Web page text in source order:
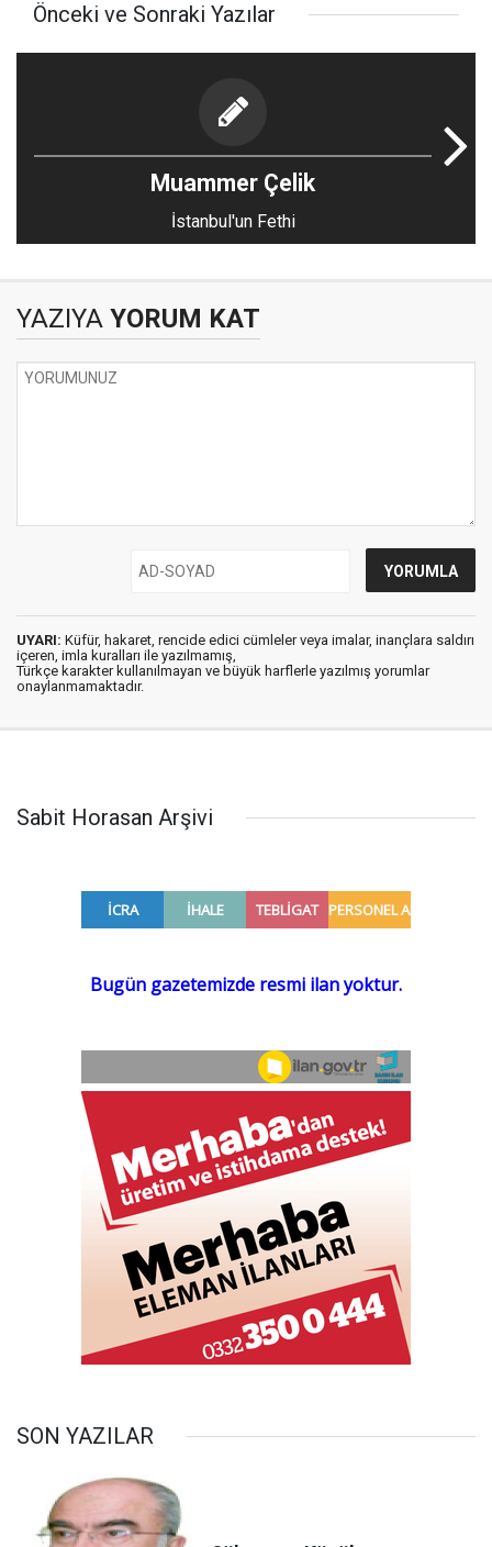
Önceki ve Sonraki Yazılar
Muammer Çelik
İstanbul'un Fethi
YAZIYA YORUM KAT
UYARI: Küfür, hakaret, rencide edici cümleler veya imalar, inançlara saldırı
içeren, imla kuralları ile yazılmamış,
Türkçe karakter kullanılmayan ve büyük harflerle yazılmış yorumlar
onaylanmamaktadır.
Sabit Horasan Arşivi
SON YAZILAR